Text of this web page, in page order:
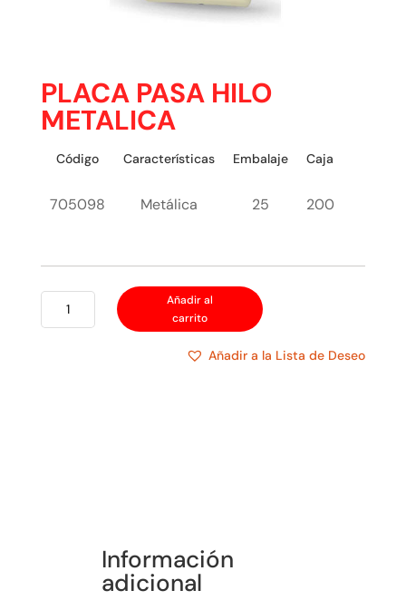
PLACA PASA HILO
METALICA
Código Características Embalaje Caja
705098 Metálica 25 200
Añadir al
carrito
Añadir a la Lista de Deseo
Información
adicional